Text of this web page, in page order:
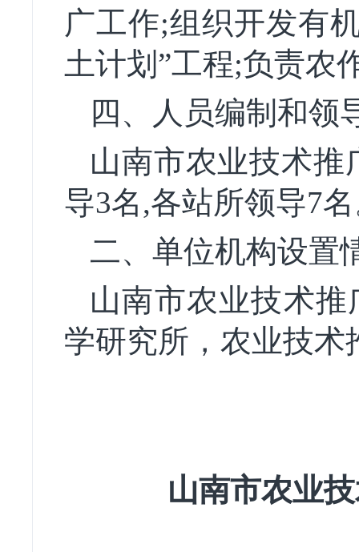
广工作;组织开发有
土计划”工程;负责农
四、人员编制和领
山南市农业技术推
导3名,各站所领导7
二、单位机构设置
山南市农业技术
学研究所，农业技术
山南市农业